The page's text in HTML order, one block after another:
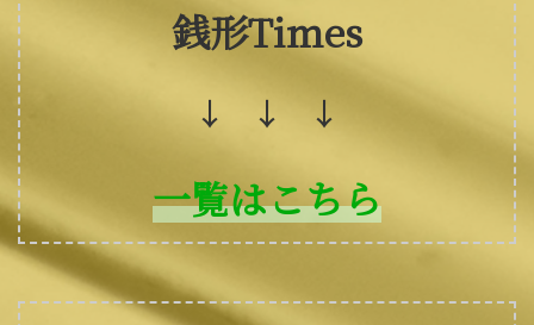
銭形Times
↓ ↓ ↓
一覧はこちら